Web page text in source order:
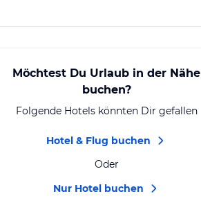
Möchtest Du Urlaub in der Nähe
buchen?
Folgende Hotels könnten Dir gefallen
Hotel & Flug buchen
Oder
Nur Hotel buchen